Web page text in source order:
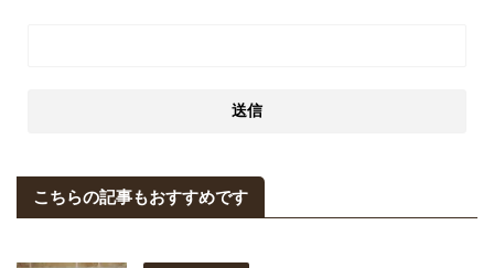
こちらの記事もおすすめです